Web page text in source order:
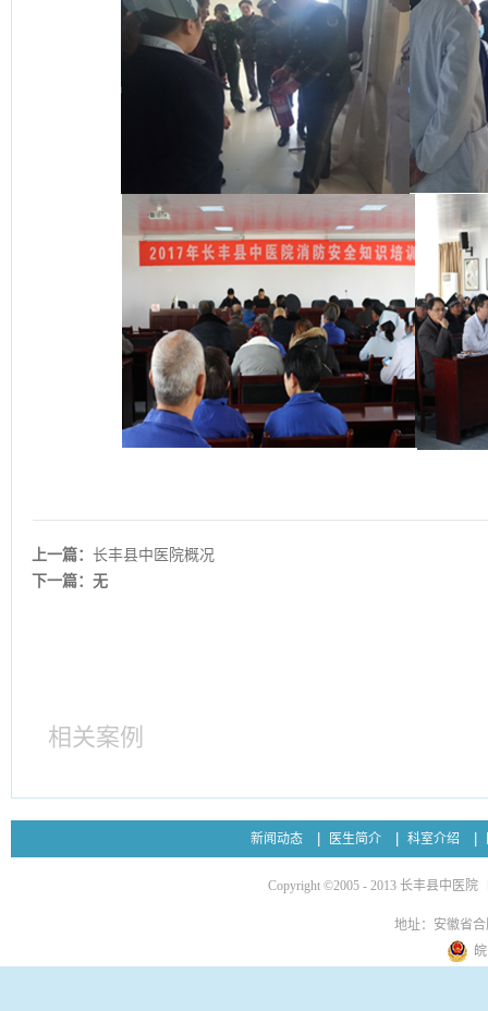
上一篇：长丰县中医院概况
下一篇：无
相关案例
新闻动态 医生简介 科室介绍
Copyright ©2005 - 2013 长丰县中医院
地址：安徽省